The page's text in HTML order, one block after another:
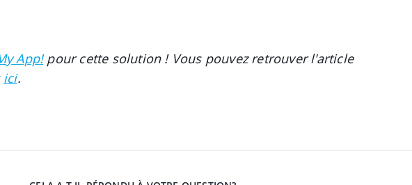
App!pour cette solution ! Vous pouvez retrouver l'article
ici.